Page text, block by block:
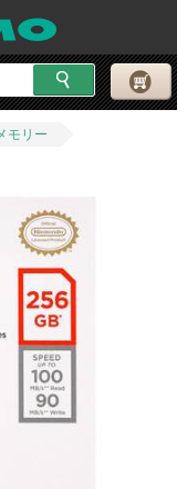
モリー